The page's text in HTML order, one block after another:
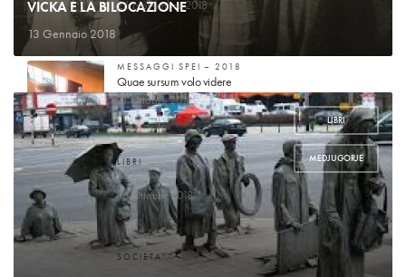
VICKA E LA BILOCAZIONE
13 Gennaio 2018
LIBRI
,
MEDJUGORJE
26 Novembre 2018
MESSAGGI SPEI – 2018
Quae sursum volo videre
31 Ottobre 2018
LIBRI
Un bel cambiamento
16 Ottobre 2018
SOCIETA'